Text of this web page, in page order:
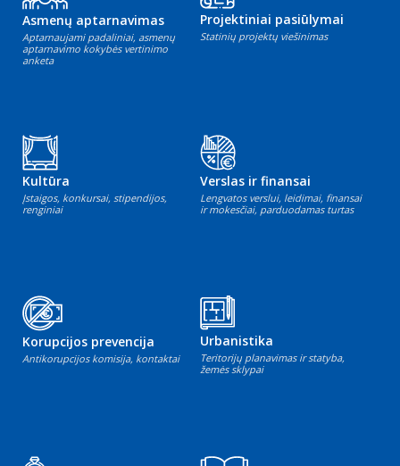
Asmenų aptarnavimas
Aptarnaujami padaliniai, asmenų
aptarnavimo kokybės vertinimo
anketa
Projektiniai pasiūlymai
Statinių projektų viešinimas
Kultūra
Įstaigos, konkursai, stipendijos,
renginiai
Verslas ir finansai
Lengvatos verslui, leidimai, finansai
ir mokesčiai, parduodamas turtas
Korupcijos prevencija
Antikorupcijos komisija, kontaktai
Urbanistika
Teritorijų planavimas ir statyba,
žemės sklypai